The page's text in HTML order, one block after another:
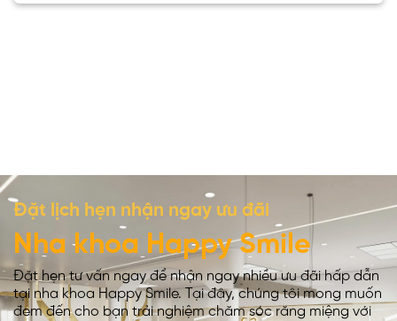
Đặt lịch hẹn nhận ngay ưu đãi
Nha khoa Happy Smile
Đặt hẹn tư vấn ngay để nhận ngay nhiều ưu đãi hấp dẫn
tại nha khoa Happy Smile. Tại đây, chúng tôi mong muốn
đem đến cho bạn trải nghiệm chăm sóc răng miệng với